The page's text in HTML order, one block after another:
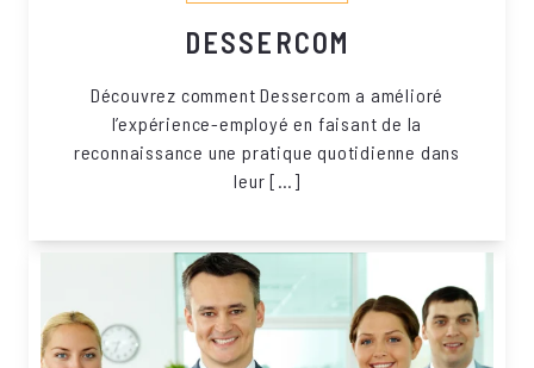
DESSERCOM
Découvrez comment Dessercom a amélioré
l’expérience-employé en faisant de la
reconnaissance une pratique quotidienne dans
leur […]